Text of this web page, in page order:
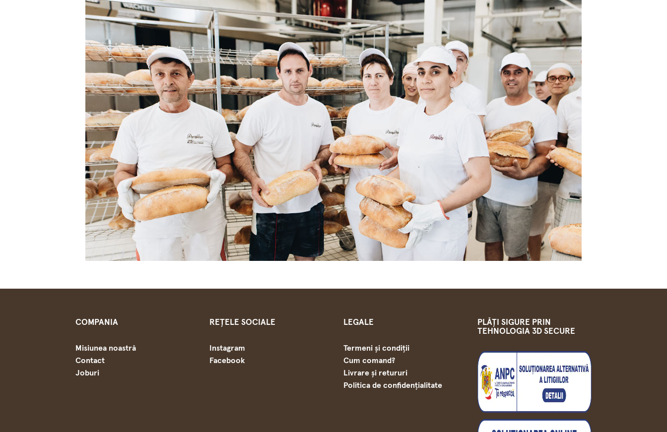
COMPANIA
Misiunea noastră
Contact
Joburi
REȚELE SOCIALE
Instagram
Facebook
LEGALE
Termeni și condiții
Cum comand?
Livrare și retururi
Politica de confidențialitate
PLĂȚI SIGURE PRIN
TEHNOLOGIA 3D SECURE